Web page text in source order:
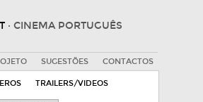
· CINEMA PORTUGUÊS
SUGESTÕES CONTACTOS
TRAILERS/VIDEOS